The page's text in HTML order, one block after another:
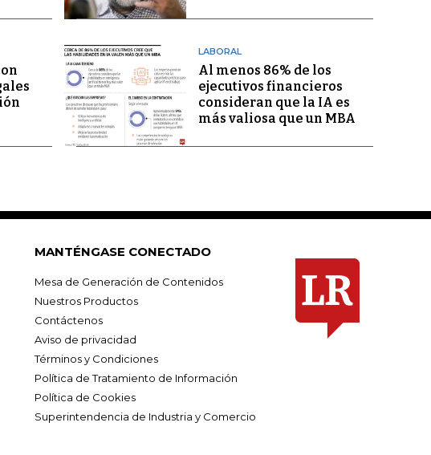
LABORAL
Al menos 86% de los
ejecutivos financieros
consideran que la IA es
más valiosa que un MBA
MANTÉNGASE CONECTADO
Mesa de Generación de Contenidos
Nuestros Productos
Contáctenos
Aviso de privacidad
Términos y Condiciones
Política de Tratamiento de Información
Política de Cookies
Superintendencia de Industria y Comercio